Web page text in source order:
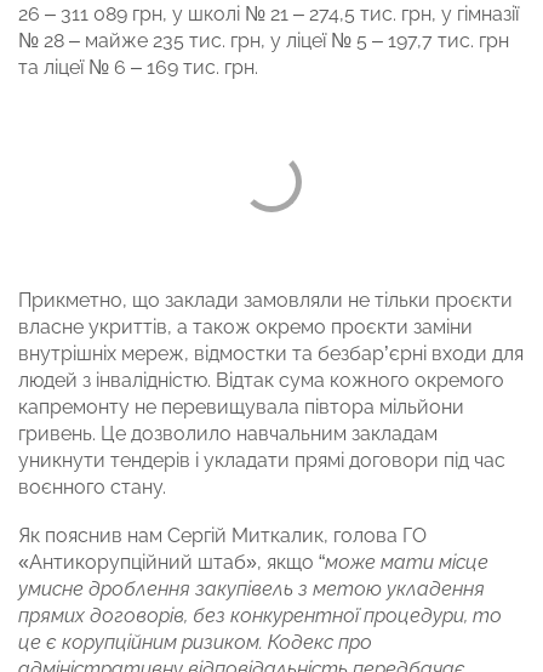
26 – 311 089 грн, у школі № 21 – 274,5 тис. грн, у гімназії
№ 28 – майже 235 тис. грн, у ліцеї № 5 – 197,7 тис. грн
та ліцеї № 6 – 169 тис. грн.
Прикметно, що заклади замовляли не тільки проєкти
власне укриттів, а також окремо проєкти заміни
внутрішніх мереж, відмостки та безбар’єрні входи для
людей з інвалідністю. Відтак сума кожного окремого
капремонту не перевищувала півтора мільйони
гривень. Це дозволило навчальним закладам
уникнути тендерів і укладати прямі договори під час
воєнного стану.
Як пояснив нам Сергій Миткалик, голова ГО
«Антикорупційний штаб», якщо “може мати місце
умисне дроблення закупівель з метою укладення
прямих договорів, без конкурентної процедури, то
це є корупційним ризиком. Кодекс про